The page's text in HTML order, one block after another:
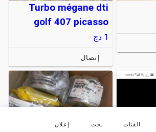
Turbo mégane dti
golf 407 picasso
1 دج
إتصال
الفئات بحث إعلان